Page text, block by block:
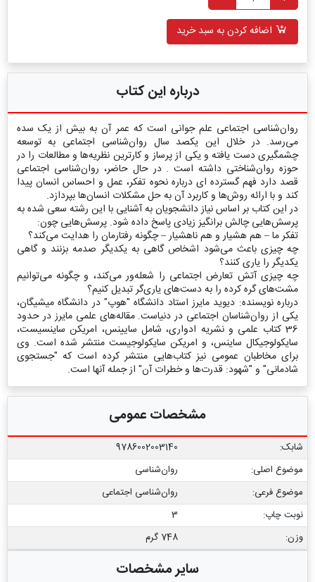
اضافه کردن به سبد خرید
درباره این کتاب
روان‌شناسی اجتماعی علم جوانی است که عمر آن به بیش از یک سده
می‌رسد. در خلال این یکصد سال روان‌شناسی اجتماعی به توسعه
چشمگیری دست یافته و یکی از پرساز و کارترین نظریه‌ها و مطالعات را در
حوزه روان‌شناختی داشته است . در حال حاضر، روان‌شناسی اجتماعی
قصد دارد فهم گسترده ای درباره نحوه تفکر، عمل و احساس انسان پیدا
کند و با ارائه روش‌ها و کاربرد آن به حل مشکلات انسان‌ها بپردازد.
در این کتاب بر اساس نیاز دانشجویان به آشنایی با این رشته سعی شده به
پرسش‌هایی چالش برانگیز زیادی پاسخ داده شود. پرسش‌هایی چون:
تفکر ما – هم هشیار و هم ناهشیار – چگونه رفتارمان را هدایت می‌کند؟
چه چیزی باعث می‌شود اشخاص گاهی به یکدیگر صدمه بزنند و گاهی
یکدیگر را یاری کنند؟
چه چیزی آتش تعارض اجتماعی را شعله‌ور می‌کند، و چگونه می‌توانیم
مشت‌های گره‌ کرده را به دست‌های یاری‌گر تبدیل کنیم؟
درباره نویسنده: دیوید مایرز استاد دانشگاه "هوپ" در دانشگاه میشیگان،
یکی از روان‌شناسان اجتماعی در دنیاست. مقاله‌های علمی مایرز در حدود
36 کتاب علمی و نشریه ادواری، شامل سایینس، امریکن ساینسیست،
سایکولوجیکال ساینس، و امریکن سایکولوجیست منتشر شده ‌است. وی
برای مخاطبان عمومی نیز کتاب‌هایی منتشر کرده است که "جستجوی
شادمانی" و "شهود: قدرت‌ها و خطرات آن" از جمله آنها است.
مشخصات عمومی
شابک:
9786002003140
موضوع اصلی:
روان‌شناسی
موضوع فرعی:
روان‌شناسی اجتماعی
نوبت چاپ:
3
وزن:
748 گرم
سایر مشخصات